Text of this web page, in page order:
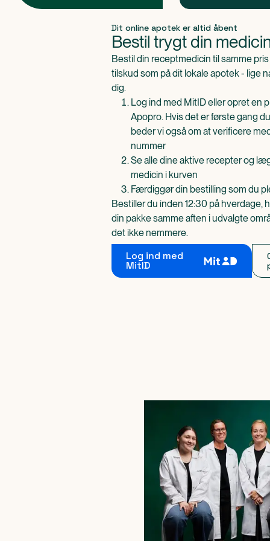
Dit online apotek er altid åbent
Bestil trygt din
Bestil din receptmedicin til samme
tilskud som på dit lokale apotek - lige
dig.
Log ind med MitID eller opret en
Apopro. Hvis det er første gang
beder vi også om at verificere
nummer
Se alle dine aktive recepter og
medicin i kurven
Færdiggør din bestilling som du
Bestiller du inden 12:30 på hverdage,
din pakke samme aften i udvalgte
det ikke nemmere.
Log ind med
MitID